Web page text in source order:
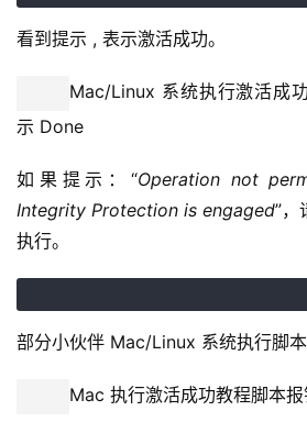
看到提示 , 表示激活成功。
Mac/Linux 系统执行激活成
示 Done
如果提示：“Operation not
Integrity Protection is engaged”，
执行。
部分小伙伴 Mac/Linux 系统执行脚本
Mac 执行激活成功教程脚本